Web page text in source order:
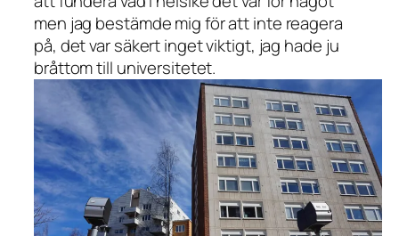
men jag bestämde mig för att inte reagera
på, det var säkert inget viktigt, jag hade ju
bråttom till universitetet.